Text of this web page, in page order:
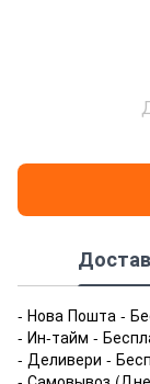
- Нова Пошта -
- Ин-тайм -
- Деливери -